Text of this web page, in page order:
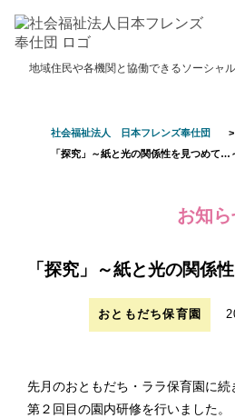
法人概要
法人本部
上馬あんしんすこやか
フレンズ介護保険サービス
おともだち保育園
採用情報
地域住民や各機関と協働できるソーシャ
社会福祉法人 日本フレンズ奉仕団
「探究」～紙と光の関係性を見つめて…
お知
「探究」～紙と光の関係
おともだち保育園
先月のおともだち・ララ保育園に
第２回目の園内研修を行いました。